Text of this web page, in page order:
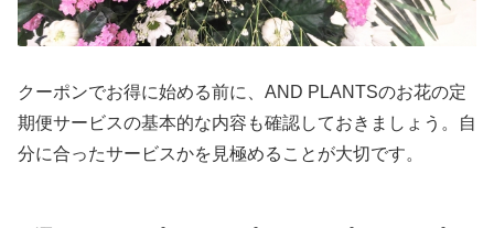
クーポンでお得に始める前に、AND PLANTSのお花の定
期便サービスの基本的な内容も確認しておきましょう。自
分に合ったサービスかを見極めることが大切です。